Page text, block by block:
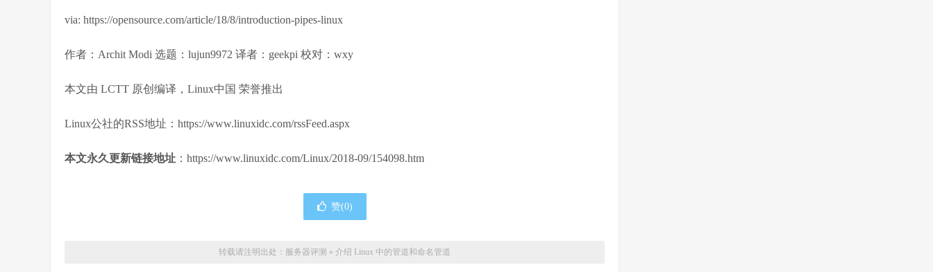
via: https://opensource.com/article/18/8/introduction-pipes-linux
作者：Archit Modi 选题：lujun9972 译者：geekpi 校对：wxy
本文由 LCTT 原创编译，Linux中国 荣誉推出
Linux公社的RSS地址：https://www.linuxidc.com/rssFeed.aspx
本文永久更新链接地址 ：https://www.linuxidc.com/Linux/2018-09/154098.htm
赞(0)
转载请注明出处： 服务器评测 » 介绍 Linux 中的管道和命名管道